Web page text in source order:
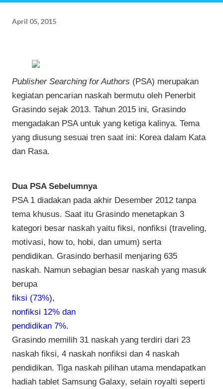
mendapat pertanyaan tersebut: Saya ingin menciptakan
April 05, 2015
Publisher Searching for Authors (PSA) merupakan
kegiatan pencarian naskah bermutu oleh Penerbit
Grasindo sejak 2013. Tahun 2015 ini, Grasindo
mengadakan PSA untuk yang ketiga kalinya. Tema
yang diusung sesuai tren saat ini: Korea dalam Kata
dan Rasa.
Dua PSA Sebelumnya
PSA 1 diadakan pada akhir Desember 2012 tanpa
tema khusus. Saat itu Grasindo menetapkan 3
kategori besar naskah yaitu fiksi, nonfiksi (traveling,
motivasi, how to, hobi, dan umum) serta
pendidikan. Grasindo berhasil menjaring 635
naskah. Namun sebagian besar naskah yang masuk
berupa
fiksi (73%),
nonfiksi 12% dan
pendidikan 7%.
Grasindo memilih 31 naskah yang terdiri dari 23
naskah fiksi, 4 naskah nonfiksi dan 4 naskah
pendidikan. Tiga naskah pilihan utama mendapatkan
hadiah tablet Samsung Galaxy, selain royalti seperti